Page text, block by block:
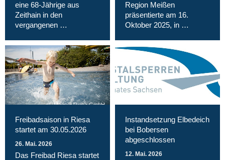
eine 68-Jährige aus
Zeithain in den
vergangenen …
Region Meißen
präsentierte am 16.
Oktober 2025, in …
Magnet Riesa GmbH
Freibadsaison in Riesa
startet am 30.05.2026
26. Mai. 2026
Das Freibad Riesa startet
Instandsetzung Elbedeich
bei Bobersen
abgeschlossen
12. Mai. 2026